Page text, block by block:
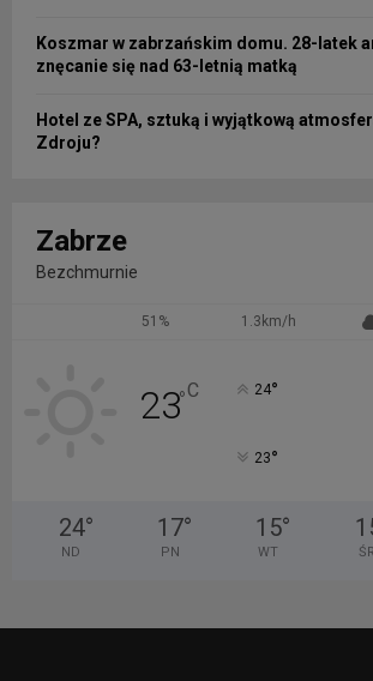
Koszmar w zabrzańskim domu. 28-latek
znęcanie się nad 63-letnią matką
Hotel ze SPA, sztuką i wyjątkową
Zdroju?
Zabrze
Bezchmurnie
51% 1.3km/h
23°C 24°
23°
24°
ND
17°
PN
15°
WT ŚR